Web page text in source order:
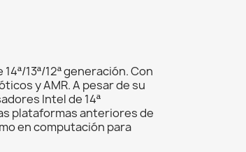
13ª/12ª generación. Con
y AMR. A pesar de su
Intel de 14ª
plataformas anteriores de
en computación para